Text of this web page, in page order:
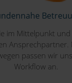
im Mittelpunkt
Ansprechpartner.
passen wir
Workflow an.